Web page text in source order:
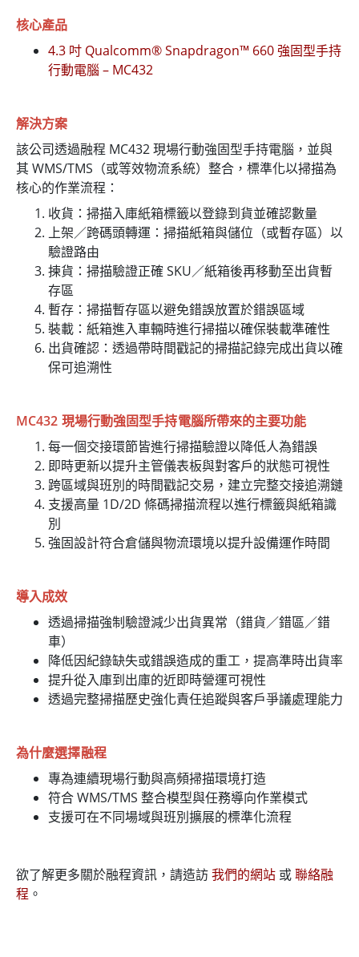
核心產品
4.3 吋 Qualcomm® Snapdragon™ 660 強固型手持
行動電腦 – MC432
解決方案
該公司透過融程 MC432 現場行動強固型手持電腦，並與
其 WMS/TMS（或等效物流系統）整合，標準化以掃描為
核心的作業流程：
收貨：掃描入庫紙箱標籤以登錄到貨並確認數量
上架／跨碼頭轉運：掃描紙箱與儲位（或暫存區）以
驗證路由
揀貨：掃描驗證正確 SKU／紙箱後再移動至出貨暫
存區
暫存：掃描暫存區以避免錯誤放置於錯誤區域
裝載：紙箱進入車輛時進行掃描以確保裝載準確性
出貨確認：透過帶時間戳記的掃描記錄完成出貨以確
保可追溯性
MC432 現場行動強固型手持電腦所帶來的主要功能
每一個交接環節皆進行掃描驗證以降低人為錯誤
即時更新以提升主管儀表板與對客戶的狀態可視性
跨區域與班別的時間戳記交易，建立完整交接追溯鏈
支援高量 1D/2D 條碼掃描流程以進行標籤與紙箱識
別
強固設計符合倉儲與物流環境以提升設備運作時間
導入成效
透過掃描強制驗證減少出貨異常（錯貨／錯區／錯
車）
降低因紀錄缺失或錯誤造成的重工，提高準時出貨率
提升從入庫到出庫的近即時營運可視性
透過完整掃描歷史強化責任追蹤與客戶爭議處理能力
為什麼選擇融程
專為連續現場行動與高頻掃描環境打造
符合 WMS/TMS 整合模型與任務導向作業模式
支援可在不同場域與班別擴展的標準化流程
欲了解更多關於融程資訊，請造訪我們的網站 或聯絡融
程 。